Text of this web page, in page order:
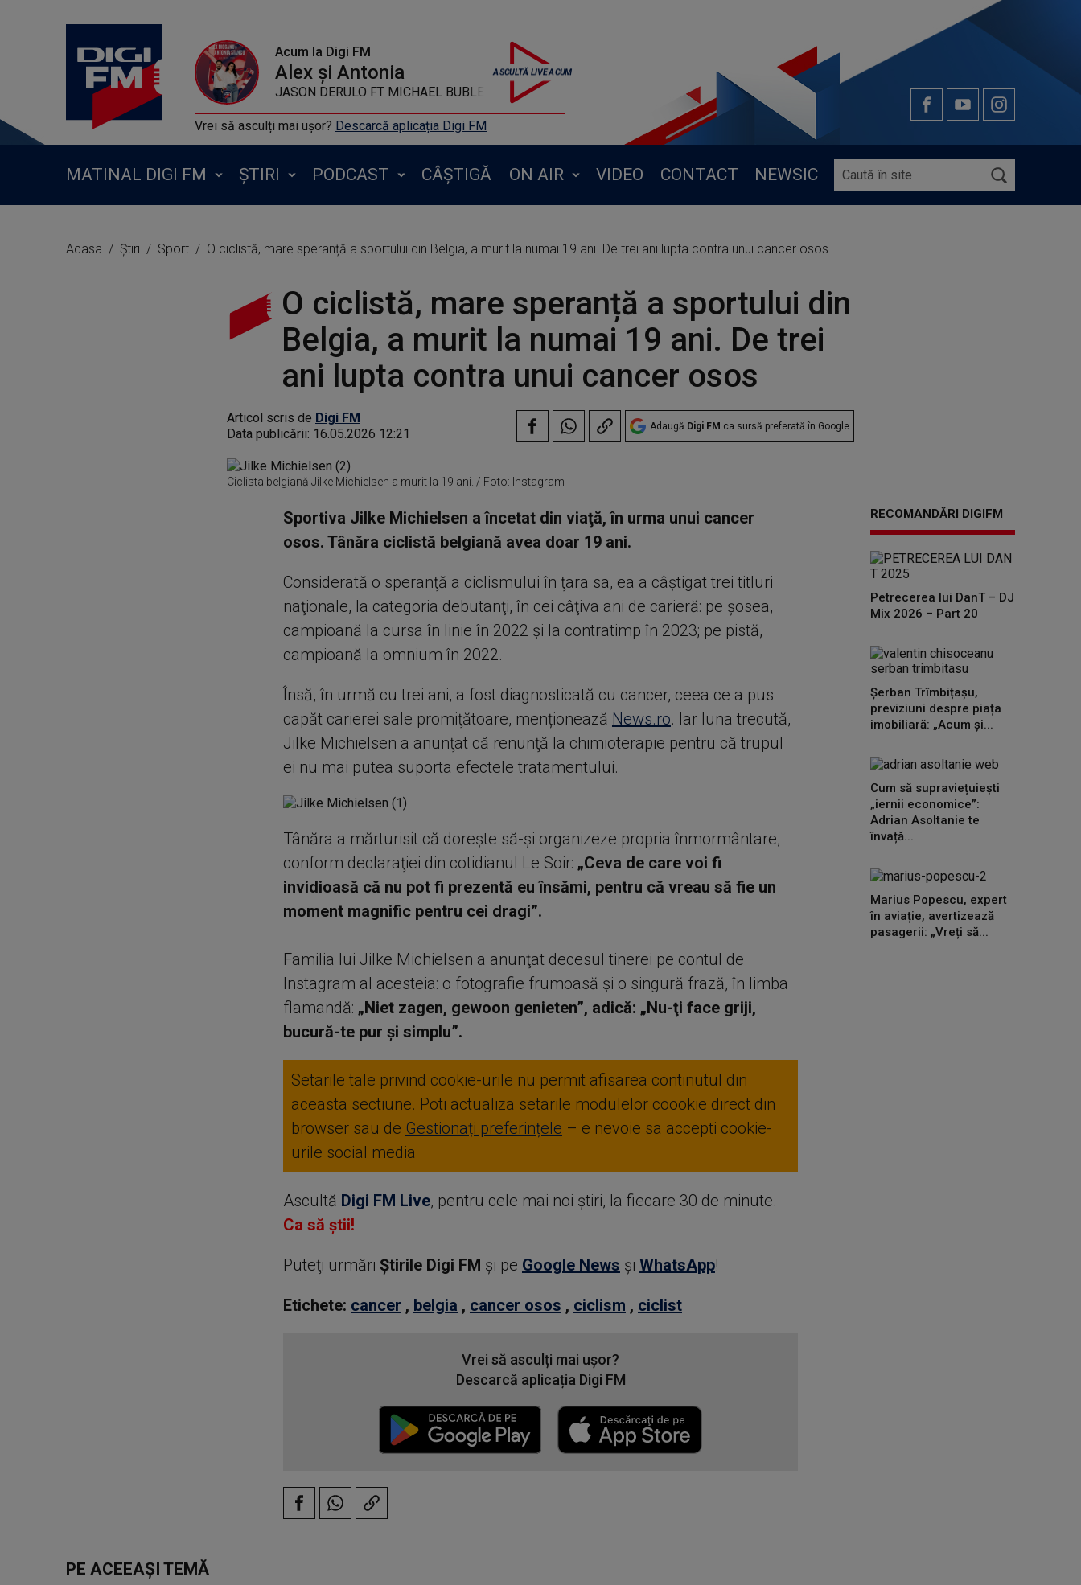
Acum la Digi FM
Alex și Antonia
JASON DERULO FT MICHAEL BUBLE - Spicy Margarita
Vrei să asculți mai ușor? Descarcă aplicația Digi FM
MATINAL DIGI FM ȘTIRI PODCAST CÂȘTIGĂ ON AIR VIDEO CONTACT NEWSIC
Acasa Știri Sport O ciclistă, mare speranță a sportului din Belgia, a murit la numai 19 ani. De trei ani lupta contra unui cancer osos
O ciclistă, mare speranță a sportului din
Belgia, a murit la numai 19 ani. De trei
ani lupta contra unui cancer osos
Articol scris de Digi FM
Data publicării: 16.05.2026 12:21 Adaugă Digi FM ca sursă preferată în Google
Ciclista belgiană Jilke Michielsen a murit la 19 ani. / Foto: Instagram
Sportiva Jilke Michielsen a încetat din viaţă, în urma unui cancer
osos. Tânăra ciclistă belgiană avea doar 19 ani.
Considerată o speranţă a ciclismului în ţara sa, ea a câştigat trei titluri
naţionale, la categoria debutanţi, în cei câţiva ani de carieră: pe şosea,
campioană la cursa în linie în 2022 şi la contratimp în 2023; pe pistă,
campioană la omnium în 2022.
Însă, în urmă cu trei ani, a fost diagnosticată cu cancer, ceea ce a pus
capăt carierei sale promiţătoare, menționează News.ro. Iar luna trecută,
Jilke Michielsen a anunţat că renunţă la chimioterapie pentru că trupul
ei nu mai putea suporta efectele tratamentului.
Tânăra a mărturisit că doreşte să-şi organizeze propria înmormântare,
conform declaraţiei din cotidianul Le Soir: „Ceva de care voi fi
invidioasă că nu pot fi prezentă eu însămi, pentru că vreau să fie un
moment magnific pentru cei dragi”.
Familia lui Jilke Michielsen a anunţat decesul tinerei pe contul de
Instagram al acesteia: o fotografie frumoasă şi o singură frază, în limba
flamandă: „Niet zagen, gewoon genieten”, adică: „Nu-ţi face griji,
bucură-te pur şi simplu”.
Setarile tale privind cookie-urile nu permit afisarea continutul din
aceasta sectiune. Poti actualiza setarile modulelor coookie direct din
browser sau de Gestionați preferințele – e nevoie sa accepti cookie-
urile social media
Ascultă Digi FM Live, pentru cele mai noi știri, la fiecare 30 de minute.
Ca să știi!
Puteţi urmări Știrile Digi FM şi pe Google News şi WhatsApp!
Etichete: cancer , belgia , cancer osos , ciclism , ciclist
Vrei să asculți mai ușor?
Descarcă aplicația Digi FM
RECOMANDĂRI DIGIFM
Petrecerea lui DanT – DJ
Mix 2026 – Part 20
Șerban Trîmbițașu,
previziuni despre piața
imobiliară: „Acum și...
Cum să supraviețuiești
„iernii economice”:
Adrian Asoltanie te
învață...
Marius Popescu, expert
în aviație, avertizează
pasagerii: „Vreți să...
PE ACEEAȘI TEMĂ